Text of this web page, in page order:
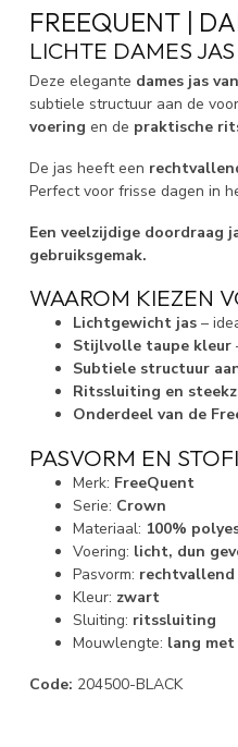
FREEQUENT |
LICHTE DAMES
Deze elegante dames jas
subtiele structuur aan de
voering en de praktische
De jas heeft een
Perfect voor frisse dagen in
Een veelzijdige doordraag
gebruiksgemak.
WAAROM KIEZEN
Lichtgewicht jas –
Stijlvolle taupe kleur
Subtiele structuur
Ritssluiting en
Onderdeel van de
PASVORM EN
Merk: FreeQuent
Serie: Crown
Materiaal: 100%
Voering: licht, dun
Pasvorm:
Kleur: zwart
Sluiting: ritssluiting
Mouwlengte: lang
Code: 204500-BLACK